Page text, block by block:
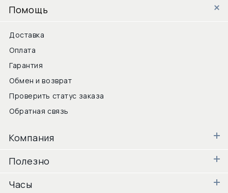
Помощь
Доставка
Оплата
Гарантия
Обмен и возврат
Проверить статус заказа
Обратная связь
Компания
Полезно
Часы